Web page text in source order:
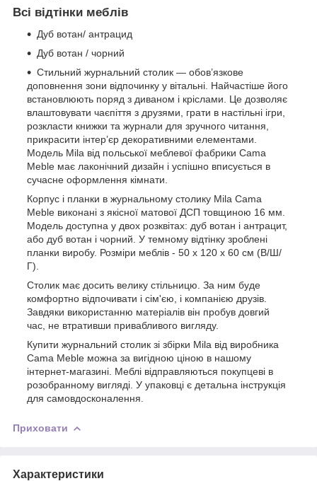
Всі відтінки меблів
Дуб вотан/ антрацид
Дуб вотан / чорний
Стильний журнальний столик — обов’язкове
доповнення зони відпочинку у вітальні. Найчастіше його
встановлюють поряд з диваном і кріслами. Це дозволяє
влаштовувати чаєпіття з друзями, грати в настільні ігри,
розкласти книжки та журнали для зручного читання,
прикрасити інтер’єр декоративними елементами.
Модель Mila від польської меблевої фабрики Cama
Meble має лаконічний дизайн і успішно вписується в
сучасне оформлення кімнати.
Корпус і планки в журнальному столику Mila Cama
Meble виконані з якісної матової ДСП товщиною 16 мм.
Модель доступна у двох розквітах: дуб вотан і антрацит,
або дуб вотан і чорний. У темному відтінку зроблені
планки виробу. Розміри меблів - 50 х 120 х 60 см (В/Ш/
Г).
Столик має досить велику стільницю. За ним буде
комфортно відпочивати і сім'єю, і компанією друзів.
Завдяки використанню матеріалів він пробув довгий
час, не втративши привабливого вигляду.
Купити журнальний столик зі збірки Mila від виробника
Cama Meble можна за вигідною ціною в нашому
інтернет-магазині. Меблі відправляються покупцеві в
розобранному вигляді. У упаковці є детальна інструкція
для самовдосконалення.
Приховати
Характеристики